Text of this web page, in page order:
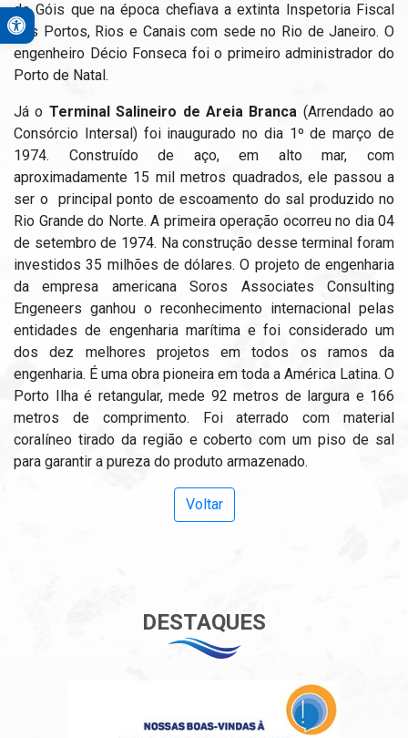
de Góis que na época chefiava a extinta Inspetoria Fiscal
dos Portos, Rios e Canais com sede no Rio de Janeiro. O
engenheiro Décio Fonseca foi o primeiro administrador do
Porto de Natal.
Já o Terminal Salineiro de Areia Branca (Arrendado ao
Consórcio Intersal) foi inaugurado no dia 1º de março de
1974. Construído de aço, em alto mar, com
aproximadamente 15 mil metros quadrados, ele passou a
ser o principal ponto de escoamento do sal produzido no
Rio Grande do Norte. A primeira operação ocorreu no dia 04
de setembro de 1974. Na construção desse terminal foram
investidos 35 milhões de dólares. O projeto de engenharia
da empresa americana Soros Associates Consulting
Engeneers ganhou o reconhecimento internacional pelas
entidades de engenharia marítima e foi considerado um
dos dez melhores projetos em todos os ramos da
engenharia. É uma obra pioneira em toda a América Latina. O
Porto Ilha é retangular, mede 92 metros de largura e 166
metros de comprimento. Foi aterrado com material
coralíneo tirado da região e coberto com um piso de sal
para garantir a pureza do produto armazenado.
Voltar
DESTAQUES
A+
A-
Monocromático
PB&A
Reset
Open toolbar